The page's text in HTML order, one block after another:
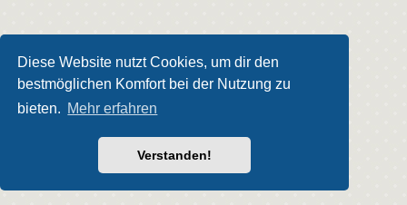
Diese Website nutzt Cookies, um dir den
bestmöglichen Komfort bei der Nutzung zu
bieten. Mehr erfahren
Verstanden!